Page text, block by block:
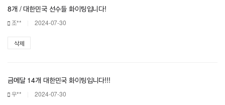
8개 / 대한민국 선수들 화이팅입니다!
조** 2024-07-30
삭제
금메달 14개 대한민국 화이팅입니다!!!
우** 2024-07-30